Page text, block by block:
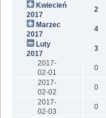
Kwiecień
2017
2
Marzec
2017
4
Luty
2017
3
2017-
02-01
0
2017-
02-02
0
2017-
02-03
0